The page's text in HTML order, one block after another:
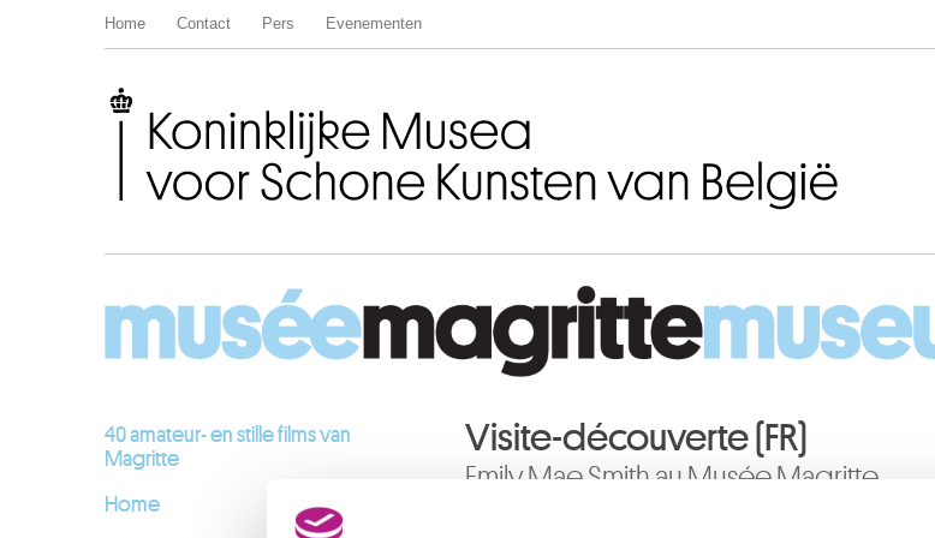
Home Contact Pers Evenementen
40 amateur- en stille films van
Magritte
Home
Visite-découverte (FR)
Emily Mae Smith au Musée Magritte